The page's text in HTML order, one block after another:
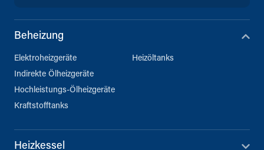
Beheizung
Elektroheizgeräte
Indirekte Ölheizgeräte
Hochleistungs-Ölheizgeräte
Kraftstofftanks
Heizöltanks
Heizkessel